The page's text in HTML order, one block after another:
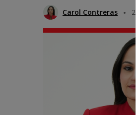
Carol Contreras 2